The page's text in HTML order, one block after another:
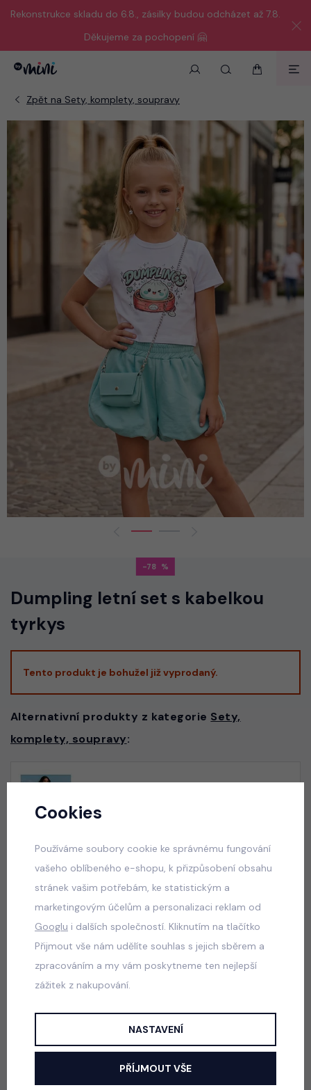
Rekonstrukce skladu do 6.8., zásilky budou odcházet až 7.8.
Děkujeme za pochopení 🤗
-78
Dumpling letní set s kabelkou
tyrkys
Tento produkt je bohužel již vyprodaný.
Alternativní produkty z kategorie Sety,
komplety, soupravy:
skladem
499 Kč
Cookies
Používáme soubory cookie ke správnému fungování
vašeho oblíbeného e-shopu, k přizpůsobení obsahu
stránek vašim potřebám, ke statistickým a
marketingovým účelům a personalizaci reklam od
Googlu i dalších společností. Kliknutím na tlačítko
Přijmout vše nám udělíte souhlas s jejich sběrem a
zpracováním a my vám poskytneme ten nejlepší
zážitek z nakupování.
NASTAVENÍ
PŘÍJMOUT VŠE